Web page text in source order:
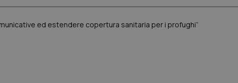
ed estendere copertura sanitaria per i profughi”